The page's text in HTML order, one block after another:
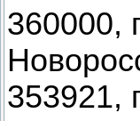
360000,
353921,